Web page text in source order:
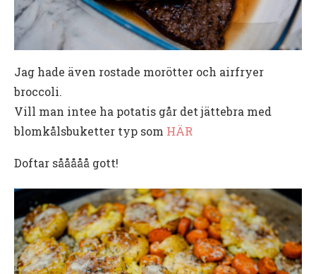
Jag hade även rostade morötter och airfryer
broccoli.
Vill man intee ha potatis går det jättebra med
blomkålsbuketter typ som HÄR
Doftar sååååå gott!